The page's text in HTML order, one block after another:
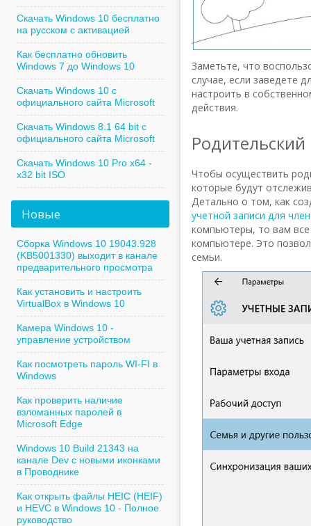
Заметьте, что
случае, если заведете
настроить в
действия.
Чтобы осуществить
которые будут
Детально о том, как
учетной записи для
компьютеры, то вам
компьютере. Это
семьи.
Скачать Windows 10 бесплатно
на русском с активацией
Как бесплатно обновить
Windows 7 до Windows 10
Скачать Windows 10 с
официального сайта Microsoft
Скачать Windows 8.1 64 bit с
официального сайта Microsoft
Скачать Windows 10 Pro x64 -
x32 bit ISO
Новые
Сборка Windows 10 19043.928
(KB5001330) выходит в канале
предварительного просмотра
Как установить и настроить
VirtualBox в Windows 10
Камера Windows 10 -
управление устройством
Как посмотреть пароль WI-FI в
Windows
Как проверить наличие
взломанных паролей в
Microsoft Edge
Windows 10 Build 21343 на
канале Dev с новыми иконками
в Проводнике
Как открыть файлы HEIC (HEIF)
и HEVC в Windows 10 - Полное
руководство